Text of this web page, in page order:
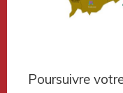
Poursuivre